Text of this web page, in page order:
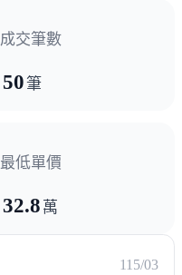
成交筆數
50筆
最低單價
32.8 萬
115/03